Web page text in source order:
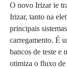
O novo Irizar ie
Irizar, tanto na
principais
carregamento. É
bancos de teste e
otimiza o fluxo de